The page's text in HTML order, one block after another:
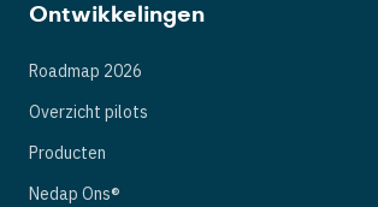
Ontwikkelingen
Roadmap 2026
Overzicht pilots
Producten
Nedap Ons®